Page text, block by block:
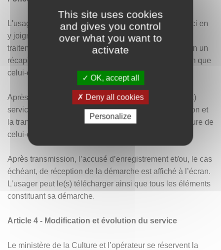
This site uses cookies
and gives you control
over what you want to
activate
OK, accept all
Deny all cookies
Personalize
L'usager remplit en ligne le formulaire et valide celui-ci en
y joignant éventuellement les pièces nécessaires au
traitement de sa démarche. Le service affiche à l’écran un
récapitulatif des éléments renseignés par l’usager afin que
celui-ci puisse les vérifier et les confirmer.
Après confirmation, les formulaires sont transmis au(x)
service(s) administratif(s) compétent(s). La confirmation et
la transmission du formulaire par l’usager vaut signature de
celui-ci.
Après transmission, l’accusé d’enregistrement et/ou, le cas
échéant, de réception de la démarche est affiché à l’écran.
L’usager peut le(s) télécharger ainsi que tous les éléments
constituant sa démarche.
Article 4 - Modification et évolution du service
Le ministère de la Culture et l’opérateur se réservent la